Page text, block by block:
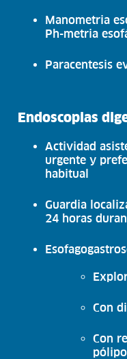
Manometria
Ph-metria
Paracentesis
Endoscopias
Actividad
urgente y
habitual
Guardia
24 horas
Con
Con